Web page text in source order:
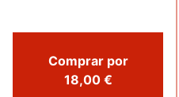
Comprar por
18,00 €